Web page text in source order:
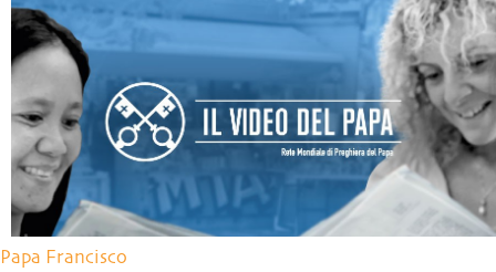
Papa Francisco